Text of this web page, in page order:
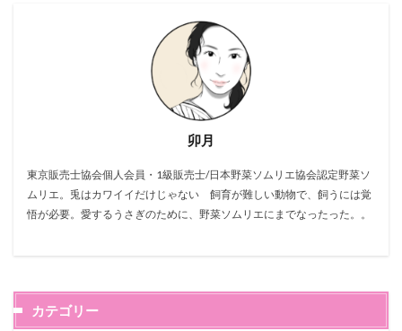
卯月
東京販売士協会個人会員・1級販売士/日本野菜ソムリエ協会認定野菜ソ
ムリエ。兎はカワイイだけじゃない 飼育が難しい動物で、飼うには覚
悟が必要。愛するうさぎのために、野菜ソムリエにまでなったった。。
カテゴリー